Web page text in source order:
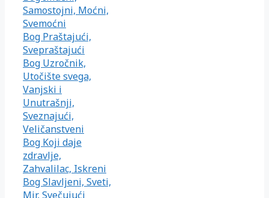
Samostojni, Moćni,
Svemoćni
Bog Praštajući,
Svepraštajući
Bog Uzročnik,
Utočište svega,
Vanjski i
Unutrašnji,
Sveznajući,
Veličanstveni
Bog Koji daje
zdravlje,
Zahvalilac, Iskreni
Bog Slavljeni, Sveti,
Mir, Svečujući